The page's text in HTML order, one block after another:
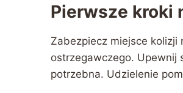
Pierwsze kroki
Zabezpiecz miejsce kolizji
ostrzegawczego. Upewnij
potrzebna. Udzielenie